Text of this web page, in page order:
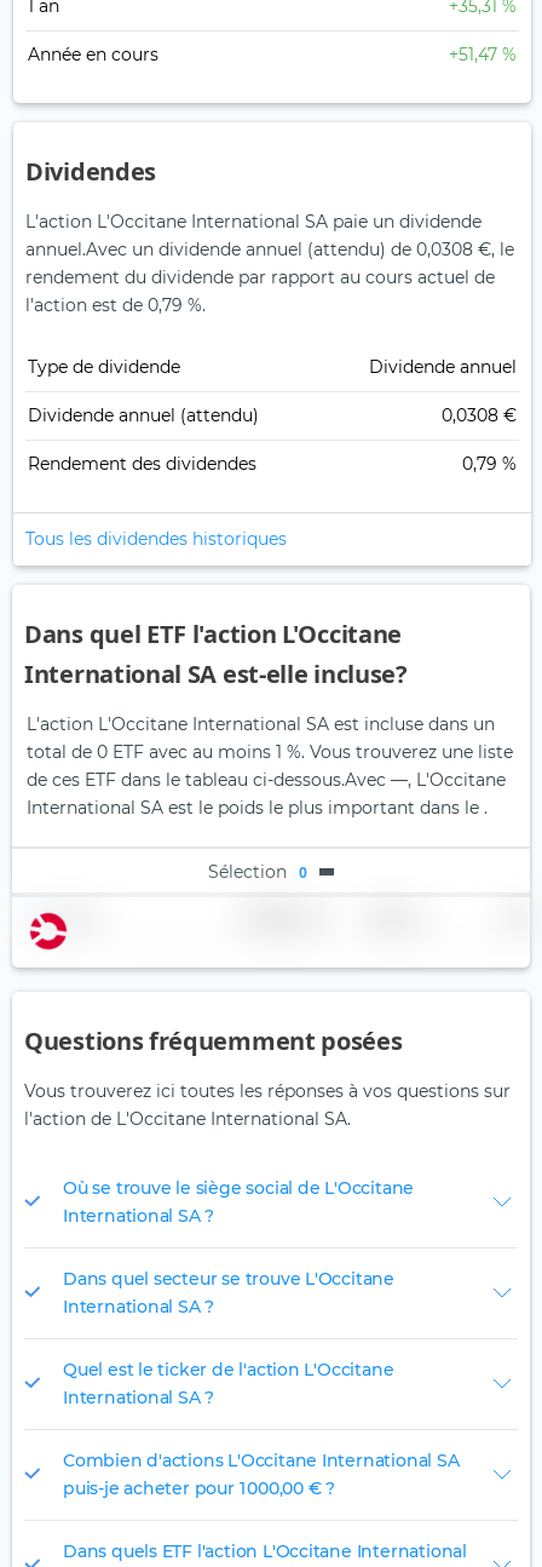
1 an +35,31 %
Année en cours +51,47 %
Dividendes
L'action L'Occitane International SA paie un dividende
annuel.Avec un dividende annuel (attendu) de 0,0308 €, le
rendement du dividende par rapport au cours actuel de
l'action est de 0,79 %.
Type de dividende Dividende annuel
Dividende annuel (attendu) 0,0308 €
Rendement des dividendes 0,79 %
Tous les dividendes historiques
Dans quel ETF l'action L'Occitane
International SA est-elle incluse?
L'action L'Occitane International SA est incluse dans un
total de 0 ETF avec au moins 1 %. Vous trouverez une liste
de ces ETF dans le tableau ci-dessous.Avec —, L'Occitane
International SA est le poids le plus important dans le .
Sélection 0
Nom
Questions fréquemment posées
Vous trouverez ici toutes les réponses à vos questions sur
l'action de L'Occitane International SA.
Où se trouve le siège social de L'Occitane
International SA ?
Dans quel secteur se trouve L'Occitane
International SA ?
Quel est le ticker de l'action L'Occitane
International SA ?
Combien d'actions L'Occitane International SA
puis-je acheter pour 1 000,00 € ?
Dans quels ETF l'action L'Occitane International